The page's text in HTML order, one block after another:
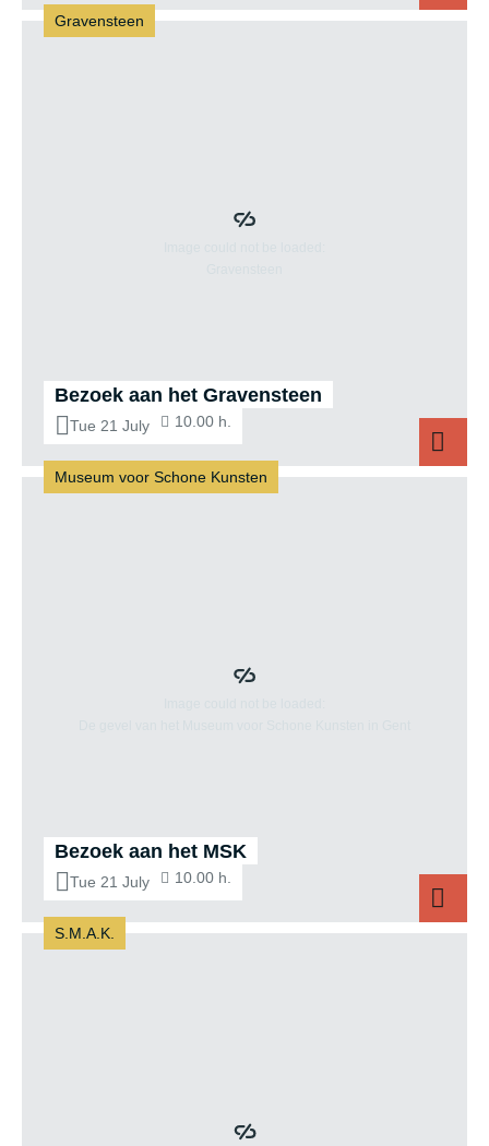
Bezoek aan het Gravensteen
Tue 21 July 10.00 h.
Gravensteen
Bezoek aan het MSK
Tue 21 July 10.00 h.
Museum voor Schone Kunsten
Bezoek
S.M.A.K.